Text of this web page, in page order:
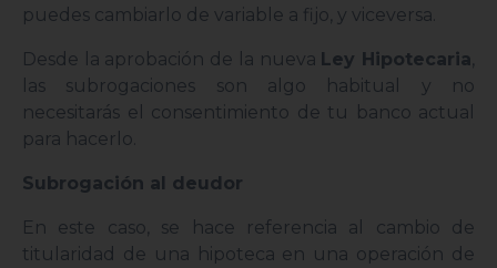
puedes cambiarlo de variable a fijo, y viceversa.
Desde la aprobación de la nueva Ley Hipotecaria,
las subrogaciones son algo habitual y no
necesitarás el consentimiento de tu banco actual
para hacerlo.
Subrogación al deudor
En este caso, se hace referencia al cambio de
titularidad de una hipoteca en una operación de